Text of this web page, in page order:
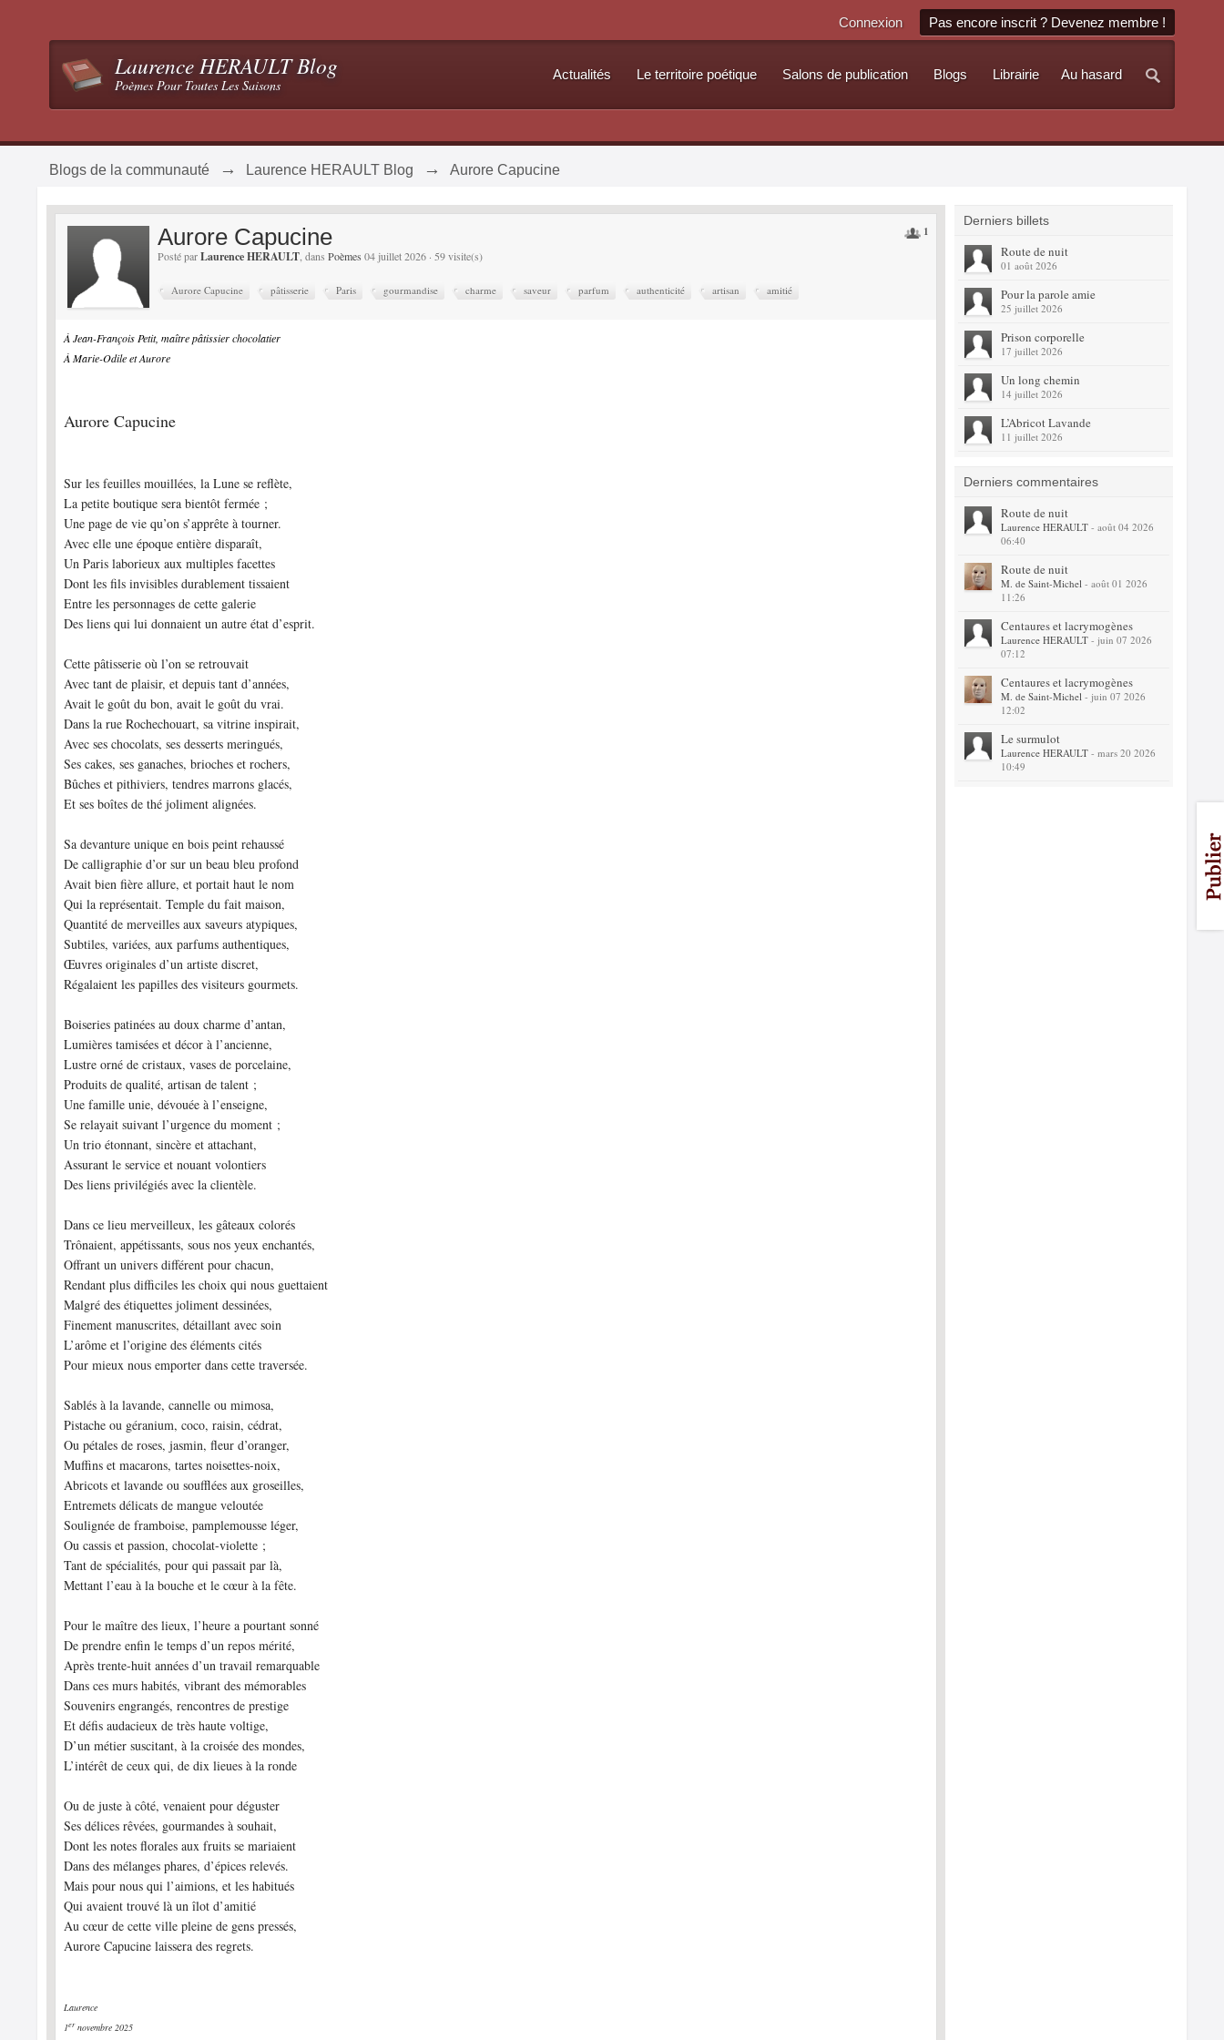
Connexion Pas encore inscrit ? Devenez membre !
Laurence HERAULT Blog
Poèmes Pour Toutes Les Saisons
Au hasard
Actualités Le territoire poétique Salons de publication Blogs Librairie
Blogs de la communauté → Laurence HERAULT Blog → Aurore Capucine
1
Aurore Capucine
Posté parLaurence HERAULT , dansPoèmes 04 juillet 2026 · 59 visite(s)
Aurore Capucine pâtisserie Paris gourmandise charme saveur parfum authenticité artisan amitié
À Jean-François Petit, maître pâtissier chocolatier
À Marie-Odile et Aurore
Aurore Capucine
Sur les feuilles mouillées, la Lune se reflète,
La petite boutique sera bientôt fermée ;
Une page de vie qu’on s’apprête à tourner.
Avec elle une époque entière disparaît,
Un Paris laborieux aux multiples facettes
Dont les fils invisibles durablement tissaient
Entre les personnages de cette galerie
Des liens qui lui donnaient un autre état d’esprit.
Cette pâtisserie où l’on se retrouvait
Avec tant de plaisir, et depuis tant d’années,
Avait le goût du bon, avait le goût du vrai.
Dans la rue Rochechouart, sa vitrine inspirait,
Avec ses chocolats, ses desserts meringués,
Ses cakes, ses ganaches, brioches et rochers,
Bûches et pithiviers, tendres marrons glacés,
Et ses boîtes de thé joliment alignées.
Sa devanture unique en bois peint rehaussé
De calligraphie d’or sur un beau bleu profond
Avait bien fière allure, et portait haut le nom
Qui la représentait. Temple du fait maison,
Quantité de merveilles aux saveurs atypiques,
Subtiles, variées, aux parfums authentiques,
Œuvres originales d’un artiste discret,
Régalaient les papilles des visiteurs gourmets.
Boiseries patinées au doux charme d’antan,
Lumières tamisées et décor à l’ancienne,
Lustre orné de cristaux, vases de porcelaine,
Produits de qualité, artisan de talent ;
Une famille unie, dévouée à l’enseigne,
Se relayait suivant l’urgence du moment ;
Un trio étonnant, sincère et attachant,
Assurant le service et nouant volontiers
Des liens privilégiés avec la clientèle.
Dans ce lieu merveilleux, les gâteaux colorés
Trônaient, appétissants, sous nos yeux enchantés,
Offrant un univers différent pour chacun,
Rendant plus difficiles les choix qui nous guettaient
Malgré des étiquettes joliment dessinées,
Finement manuscrites, détaillant avec soin
L’arôme et l’origine des éléments cités
Pour mieux nous emporter dans cette traversée.
Sablés à la lavande, cannelle ou mimosa,
Pistache ou géranium, coco, raisin, cédrat,
Ou pétales de roses, jasmin, fleur d’oranger,
Muffins et macarons, tartes noisettes-noix,
Abricots et lavande ou soufflées aux groseilles,
Entremets délicats de mangue veloutée
Soulignée de framboise, pamplemousse léger,
Ou cassis et passion, chocolat-violette ;
Tant de spécialités, pour qui passait par là,
Mettant l’eau à la bouche et le cœur à la fête.
Pour le maître des lieux, l’heure a pourtant sonné
De prendre enfin le temps d’un repos mérité,
Après trente-huit années d’un travail remarquable
Dans ces murs habités, vibrant des mémorables
Souvenirs engrangés, rencontres de prestige
Et défis audacieux de très haute voltige,
D’un métier suscitant, à la croisée des mondes,
L’intérêt de ceux qui, de dix lieues à la ronde
Ou de juste à côté, venaient pour déguster
Ses délices rêvées, gourmandes à souhait,
Dont les notes floralesaux fruits se mariaient
Dans des mélanges phares, d’épices relevés.
Mais pour nous qui l’aimions, et les habitués
Qui avaient trouvé là un îlot d’amitié
Au cœur de cette ville pleine de gens pressés,
Aurore Capucine laissera des regrets.
Laurence
1ernovembre 2025
Derniers billets
Route de nuit
01 août 2026
Pour la parole amie
25 juillet 2026
Prison corporelle
17 juillet 2026
Un long chemin
14 juillet 2026
L’Abricot Lavande
11 juillet 2026
Derniers commentaires
Route de nuit
Laurence HERAULT- août 04 2026
06:40
Route de nuit
M. de Saint-Michel- août 01 2026
11:26
Centaures et lacrymogènes
Laurence HERAULT- juin 07 2026
07:12
Centaures et lacrymogènes
M. de Saint-Michel- juin 07 2026
12:02
Le surmulot
Laurence HERAULT- mars 20 2026
10:49